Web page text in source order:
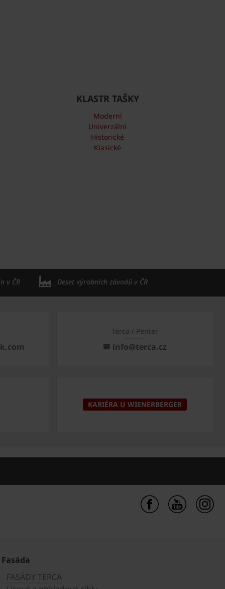
KLASTR TAŠKY
Moderní
Univerzální
Historické
Klasické
v ČR Deset výrobních závodů v ČR
Terca / Penter
info@terca.cz
KARIÉRA U WIENERBERGER
Fasáda
FASÁDY TERCA